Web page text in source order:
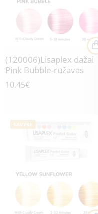
(120006)Lisaplex dažai
Pink Bubble-ružavas
10.45€
SAVYBĖ